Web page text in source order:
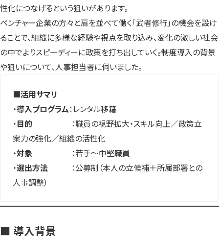
性化につなげるという狙いがあります。
ベンチャー企業の方々と肩を並べて働く「武者修行」の機会を設け
ることで、組織に多様な経験や視点を取り込み、変化の激しい社会
の中でよりスピーディーに政策を打ち出していく――。制度導入の背景
や狙いについて、人事担当者に伺いました。
■活用サマリ
・導入プログラム：レンタル移籍
・目的 ：職員の視野拡大・スキル向上／政策立
案力の強化／組織の活性化
・対象 ：若手〜中堅職員
・選出方法：公募制（本人の立候補＋所属部署との
人事調整）
■ 導入背景